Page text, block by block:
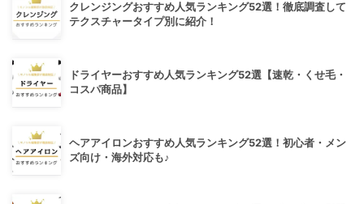
クレンジングおすすめ人気ランキング52選！徹底調査して
テクスチャータイプ別に紹介！
ドライヤーおすすめ人気ランキング52選【速乾・くせ毛・
コスパ商品】
ヘアアイロンおすすめ人気ランキング52選！初心者・メン
ズ向け・海外対応も♪